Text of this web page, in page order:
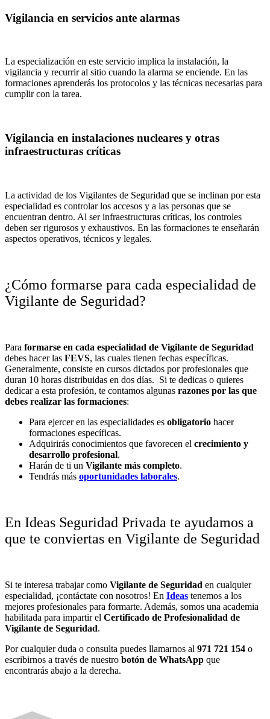
Vigilancia en servicios ante alarmas
La especialización en este servicio implica la instalación, la
vigilancia y recurrir al sitio cuando la alarma se enciende. En las
formaciones aprenderás los protocolos y las técnicas necesarias para
cumplir con la tarea.
Vigilancia en instalaciones nucleares y otras
infraestructuras críticas
La actividad de los Vigilantes de Seguridad que se inclinan por esta
especialidad es controlar los accesos y a las personas que se
encuentran dentro. Al ser infraestructuras críticas, los controles
deben ser rigurosos y exhaustivos. En las formaciones te enseñarán
aspectos operativos, técnicos y legales.
¿Cómo formarse para cada especialidad de
Vigilante de Seguridad?
Para formarse en cada especialidad de Vigilante de Seguridad
debes hacer las FEVS, las cuales tienen fechas específicas.
Generalmente, consiste en cursos dictados por profesionales que
duran 10 horas distribuidas en dos días. Si te dedicas o quieres
dedicar a esta profesión, te contamos algunas razones por las que
debes realizar las formaciones:
Para ejercer en las especialidades es obligatorio hacer
formaciones específicas.
Adquirirás conocimientos que favorecen el crecimiento y
desarrollo profesional.
Harán de ti un Vigilante más completo.
Tendrás más oportunidades laborales.
En Ideas Seguridad Privada te ayudamos a
que te conviertas en Vigilante de Seguridad
Si te interesa trabajar como Vigilante de Seguridad en cualquier
especialidad, ¡contáctate con nosotros! En Ideas tenemos a los
mejores profesionales para formarte. Además, somos una academia
habilitada para impartir el Certificado de Profesionalidad de
Vigilante de Seguridad.
Por cualquier duda o consulta puedes llamarnos al 971 721 154 o
escribirnos a través de nuestro botón de WhatsApp que
encontrarás abajo a la derecha.